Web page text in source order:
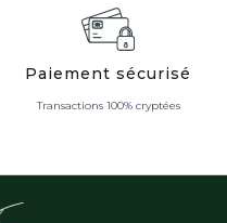
Paiement sécurisé
Transactions 100% cryptées